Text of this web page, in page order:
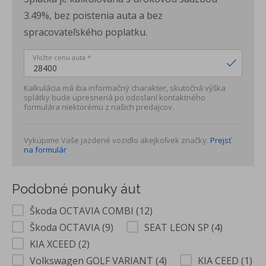
Premenlivý servisný interval s výmenou oleja až 30 000 km
alebo každé 2 roky
ŠKODA - Doživotná garancia Mobility Premium- poskytuje
pomoc servisným vozidlom na mieste poruchy (porucha na
vozidle, chýbajúce PHM, defekt pneumatiky,
zabuchnuté/stratené kľúče, vybitá batéria, zámena paliva),
odtiahnutie vozidla, prípadne služby-náhradnú dopravu,
požičiavanie náhradného vozidla, ubytovanie pre posádku a
Rear Light & View - parkovacia kamera vzadu, Full LED
zadné svetlá s dynamickými ukazovateľmi smeru
Winter paket - vyhrievané sedadlá vpredu
odkladací priestor v batožinovom priestore
Sklopné ťažné zariadenie s adaptérom
2-ramenný kožený multifunkčný vyhrievaný volant
3.49%, bez poistenia auta a bez
spracovateľského poplatku.
Vložte cenu auta *
Kalkulácia má iba informačný charakter, skutočná výška
splátky bude upresnená po odoslaní kontaktného
formulára niektorému z našich predajcov.
Vykúpime Vaše jazdené vozidlo akejkoľvek značky. Prejsť
na formulár
Podobné ponuky áut
Škoda OCTAVIA COMBI (12)
Škoda OCTAVIA (9)
SEAT LEON SP (4)
KIA XCEED (2)
Volkswagen GOLF VARIANT (4)
KIA CEED (1)